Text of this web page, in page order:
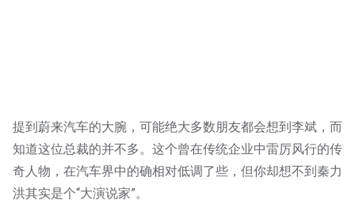
提到蔚来汽车的大腕，可能绝大多数朋友都会想到李斌，而
知道这位总裁的并不多。这个曾在传统企业中雷厉风行的传
奇人物，在汽车界中的确相对低调了些，但你却想不到秦力
洪其实是个“大演说家”。